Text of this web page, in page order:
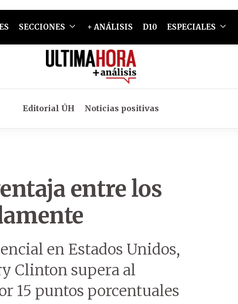
SECCIONES + ANÁLISIS D10 ESPECIALES
Editorial ÚH Noticias positivas
entre los
en Estados Unidos,
Clinton supera al
15 puntos porcentuales